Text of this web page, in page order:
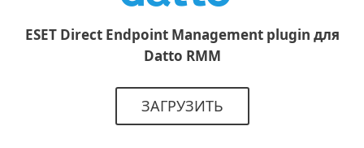
ESET Direct Endpoint Management plugin для
Datto RMM
ЗАГРУЗИТЬ